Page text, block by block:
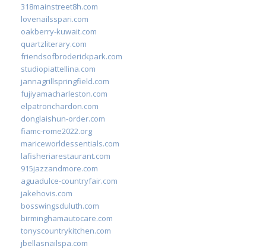
318mainstreet8h.com
lovenailsspari.com
oakberry-kuwait.com
quartzliterary.com
friendsofbroderickpark.com
studiopiattellina.com
jannagrillspringfield.com
fujiyamacharleston.com
elpatronchardon.com
donglaishun-order.com
fiamc-rome2022.org
mariceworldessentials.com
lafisheriarestaurant.com
915jazzandmore.com
aguadulce-countryfair.com
jakehovis.com
bosswingsduluth.com
birminghamautocare.com
tonyscountrykitchen.com
jbellasnailspa.com